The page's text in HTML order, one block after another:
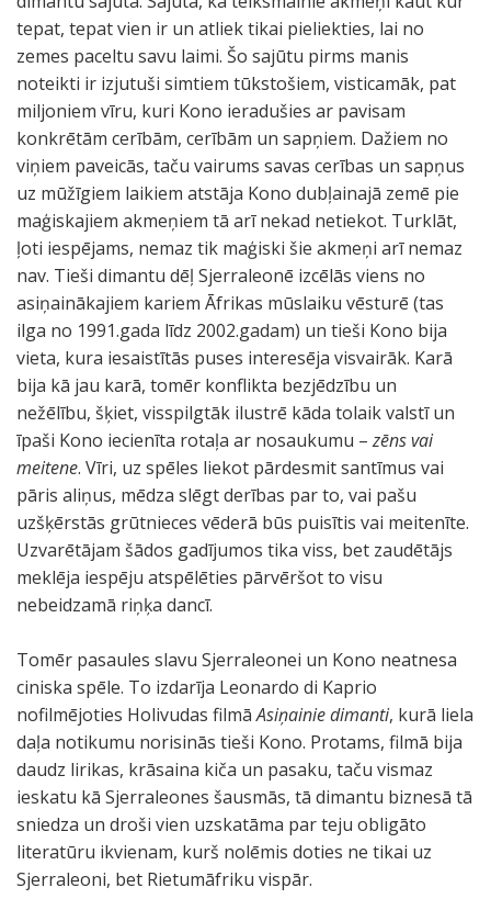
tepat, tepat vien ir un atliek tikai pieliekties, lai no
zemes paceltu savu laimi. Šo sajūtu pirms manis
noteikti ir izjutuši simtiem tūkstošiem, visticamāk, pat
miljoniem vīru, kuri Kono ieradušies ar pavisam
konkrētām cerībām, cerībām un sapņiem. Dažiem no
viņiem paveicās, taču vairums savas cerības un sapņus
uz mūžīgiem laikiem atstāja Kono dubļainajā zemē pie
maģiskajiem akmeņiem tā arī nekad netiekot. Turklāt,
ļoti iespējams, nemaz tik maģiski šie akmeņi arī nemaz
nav. Tieši dimantu dēļ Sjerraleonē izcēlās viens no
asiņainākajiem kariem Āfrikas mūslaiku vēsturē (tas
ilga no 1991.gada līdz 2002.gadam) un tieši Kono bija
vieta, kura iesaistītās puses interesēja visvairāk. Karā
bija kā jau karā, tomēr konflikta bezjēdzību un
nežēlību, šķiet, visspilgtāk ilustrē kāda tolaik valstī un
īpaši Kono iecienīta rotaļa ar nosaukumu –zēns vai
meitene. Vīri, uz spēles liekot pārdesmit santīmus vai
pāris aliņus, mēdza slēgt derības par to, vai pašu
uzšķērstās grūtnieces vēderā būs puisītis vai meitenīte.
Uzvarētājam šādos gadījumos tika viss, bet zaudētājs
meklēja iespēju atspēlēties pārvēršot to visu
nebeidzamā riņķa dancī.
Tomēr pasaules slavu Sjerraleonei un Kono neatnesa
ciniska spēle. To izdarīja Leonardo di Kaprio
nofilmējoties Holivudas filmāAsiņainie dimanti, kurā liela
daļa notikumu norisinās tieši Kono. Protams, filmā bija
daudz lirikas, krāsaina kiča un pasaku, taču vismaz
ieskatu kā Sjerraleones šausmās, tā dimantu biznesā tā
sniedza un droši vien uzskatāma par teju obligāto
literatūru ikvienam, kurš nolēmis doties ne tikai uz
Sjerraleoni, bet Rietumāfriku vispār.